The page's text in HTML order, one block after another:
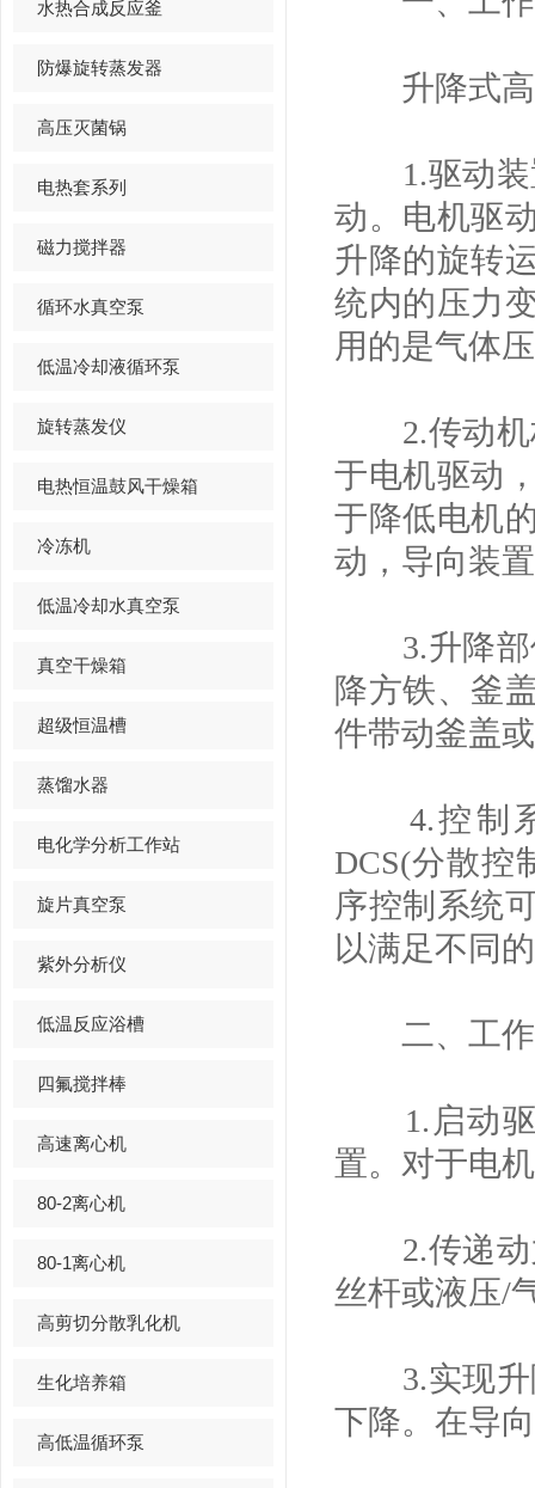
水热合成反应釜
防爆旋转蒸发器
高压灭菌锅
电热套系列
磁力搅拌器
循环水真空泵
低温冷却液循环泵
旋转蒸发仪
电热恒温鼓风干燥箱
冷冻机
低温冷却水真空泵
真空干燥箱
超级恒温槽
蒸馏水器
电化学分析工作站
旋片真空泵
紫外分析仪
低温反应浴槽
四氟搅拌棒
高速离心机
80-2离心机
80-1离心机
高剪切分散乳化机
生化培养箱
高低温循环泵
升降式高
1.驱动装
动。电机驱
升降的旋转
统内的压力
用的是气体
2.传动机
于电机驱动
于降低电机
动，导向装
3.升降部
降方铁、釜
件带动釜盖
4.控制系
DCS(分散控
序控制系统
以满足不同
二、工作
1.启动驱
置。对于电
2.传递动
丝杆或液压/
3.实现升
下降。在导